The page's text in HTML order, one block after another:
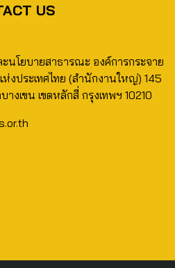
US
นโยบายสาธารณะ องค์การกระจาย
งประเทศไทย (สำนักงานใหญ่) 145
งเขน เขตหลักสี่ กรุงเทพฯ 10210